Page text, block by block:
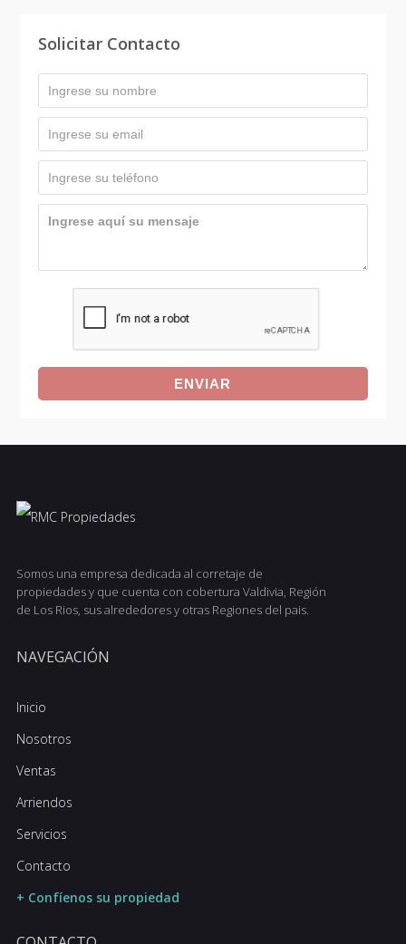
Solicitar Contacto
Somos una empresa dedicada al corretaje de
propiedades y que cuenta con cobertura Valdivia, Región
de Los Rios, sus alrededores y otras Regiones del pais.
NAVEGACIÓN
Inicio
Nosotros
Ventas
Arriendos
Servicios
Contacto
+ Confíenos su propiedad